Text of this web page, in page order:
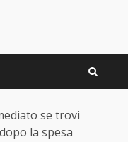
se trovi
la spesa